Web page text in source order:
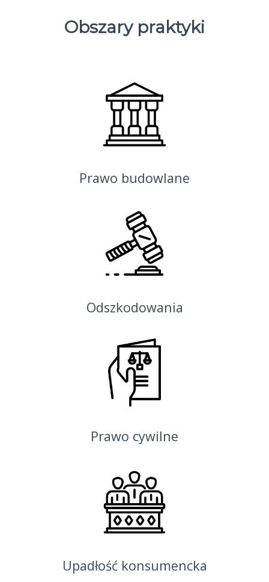
Obszary praktyki
Prawo budowlane
Odszkodowania
Prawo cywilne
Upadłość konsumencka